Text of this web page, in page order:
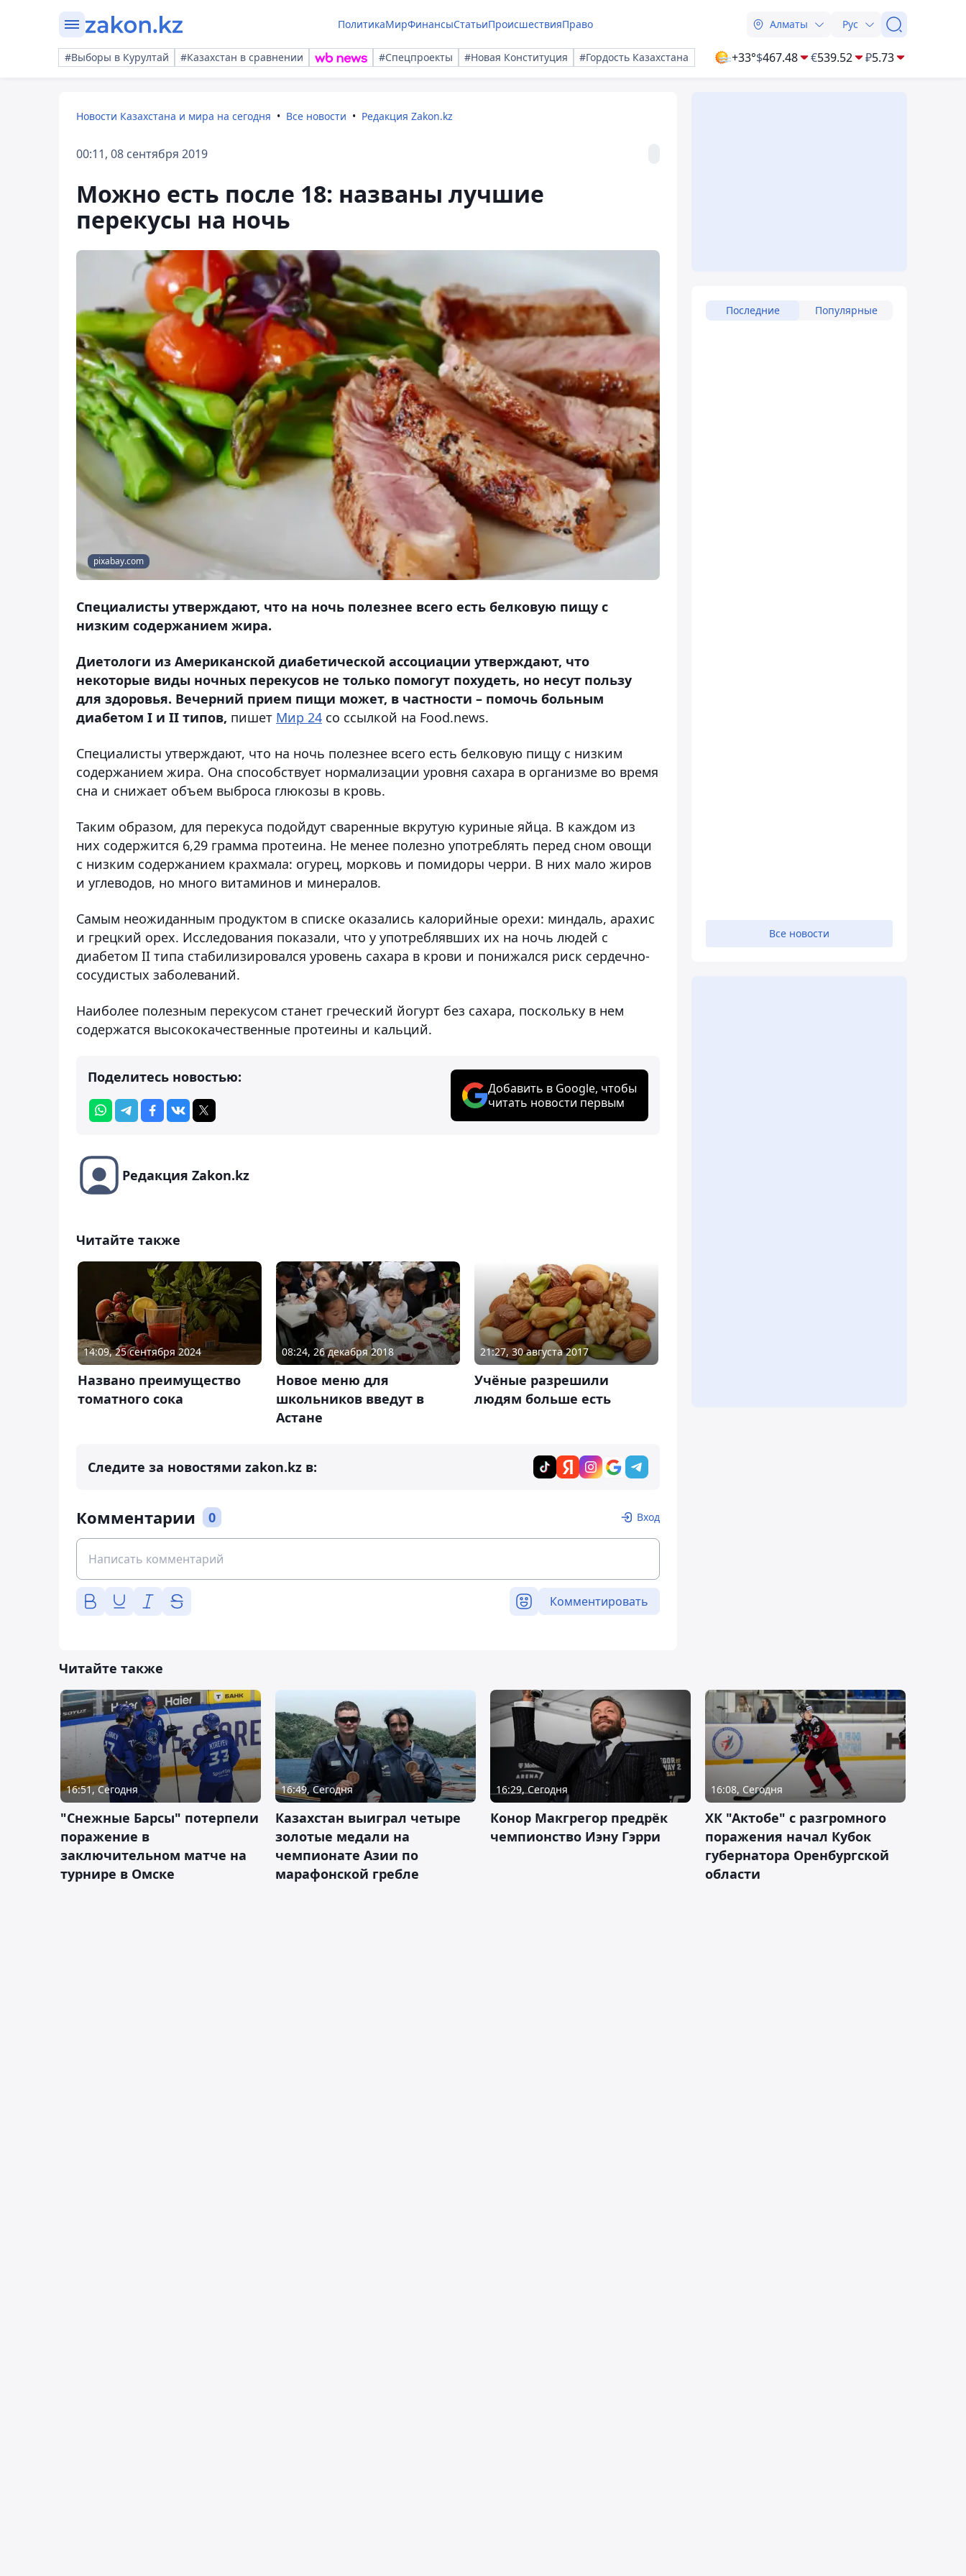
ПолитикаМирФинансыСтатьиПроисшествияПраво Алматы Рус
#Выборы в Курултай #Казахстан в сравнении #Спецпроекты #Новая Конституция #Гордость Казахстана +33°$467.48 €539.52 ₽5.73
Новости Казахстана и мира на сегодня Все новости Редакция Zakon.kz
00:11, 08 сентября 2019
Можно есть после 18: названы лучшие
перекусы на ночь
pixabay.com
Специалисты утверждают, что на ночь полезнее всего есть белковую пищу с
низким содержанием жира.
Диетологи из Американской диабетической ассоциации утверждают, что
некоторые виды ночных перекусов не только помогут похудеть, но несут пользу
для здоровья. Вечерний прием пищи может, в частности – помочь больным
диабетом I и II типов, пишет Мир 24 со ссылкой на Food.news.
Специалисты утверждают, что на ночь полезнее всего есть белковую пищу с низким
содержанием жира. Она способствует нормализации уровня сахара в организме во время
сна и снижает объем выброса глюкозы в кровь.
Таким образом, для перекуса подойдут сваренные вкрутую куриные яйца. В каждом из
них содержится 6,29 грамма протеина. Не менее полезно употреблять перед сном овощи
с низким содержанием крахмала: огурец, морковь и помидоры черри. В них мало жиров
и углеводов, но много витаминов и минералов.
Самым неожиданным продуктом в списке оказались калорийные орехи: миндаль, арахис
и грецкий орех. Исследования показали, что у употреблявших их на ночь людей с
диабетом II типа стабилизировался уровень сахара в крови и понижался риск сердечно-
сосудистых заболеваний.
Наиболее полезным перекусом станет греческий йогурт без сахара, поскольку в нем
содержатся высококачественные протеины и кальций.
Поделитесь новостью:
Добавить в Google, чтобы
читать новости первым
Редакция Zakon.kz
Читайте также
14:09, 25 сентября 2024
Названо преимущество
томатного сока
08:24, 26 декабря 2018
Новое меню для
школьников введут в
Астане
21:27, 30 августа 2017
Учёные разрешили
людям больше есть
Следите за новостями zakon.kz в:
Комментарии 0 Вход
Комментировать
Последние Популярные
Все новости
Читайте также
16:51, Сегодня
"Снежные Барсы" потерпели
поражение в
заключительном матче на
турнире в Омске
16:49, Сегодня
Казахстан выиграл четыре
золотые медали на
чемпионате Азии по
марафонской гребле
16:29, Сегодня
Конор Макгрегор предрёк
чемпионство Иэну Гэрри
16:08, Сегодня
ХК "Актобе" с разгромного
поражения начал Кубок
губернатора Оренбургской
области